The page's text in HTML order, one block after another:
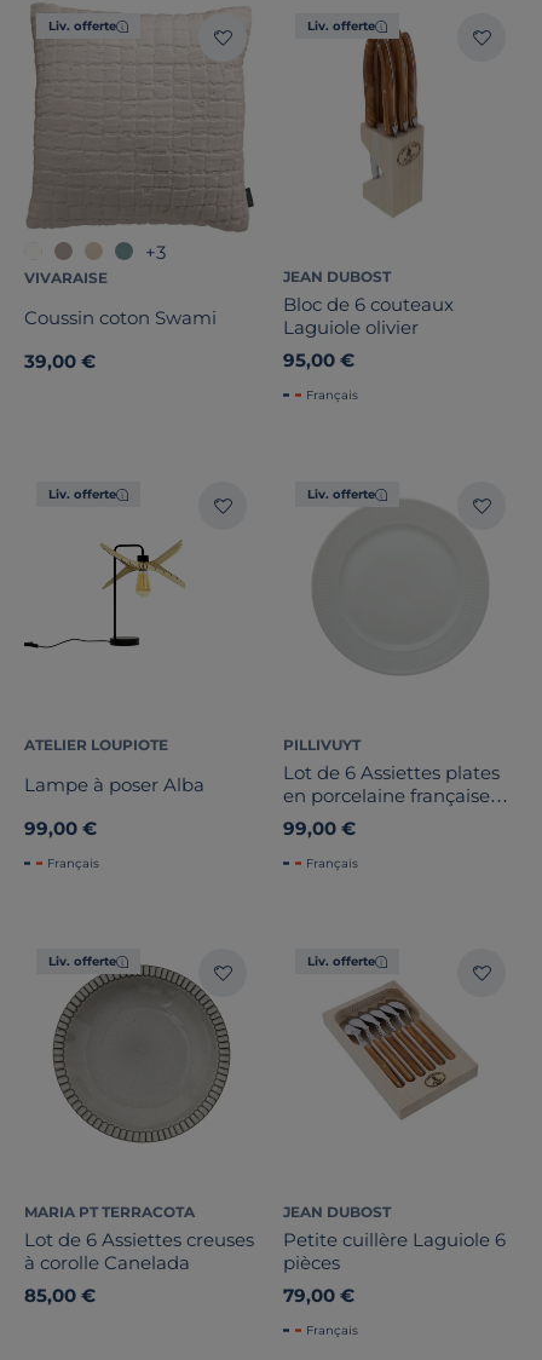
Liv. offerte
+3
VIVARAISE
Coussin coton Swami
39,00 €
Liv. offerte
JEAN DUBOST
Bloc de 6 couteaux
Laguiole olivier
95,00 €
Français
Liv. offerte
ATELIER LOUPIOTE
Lampe à poser Alba
99,00 €
Français
Liv. offerte
PILLIVUYT
Lot de 6 Assiettes plates
en porcelaine française
Plissé
99,00 €
Français
Liv. offerte
MARIA PT TERRACOTA
Lot de 6 Assiettes creuses
à corolle Canelada
85,00 €
Liv. offerte
JEAN DUBOST
Petite cuillère Laguiole 6
pièces
79,00 €
Français